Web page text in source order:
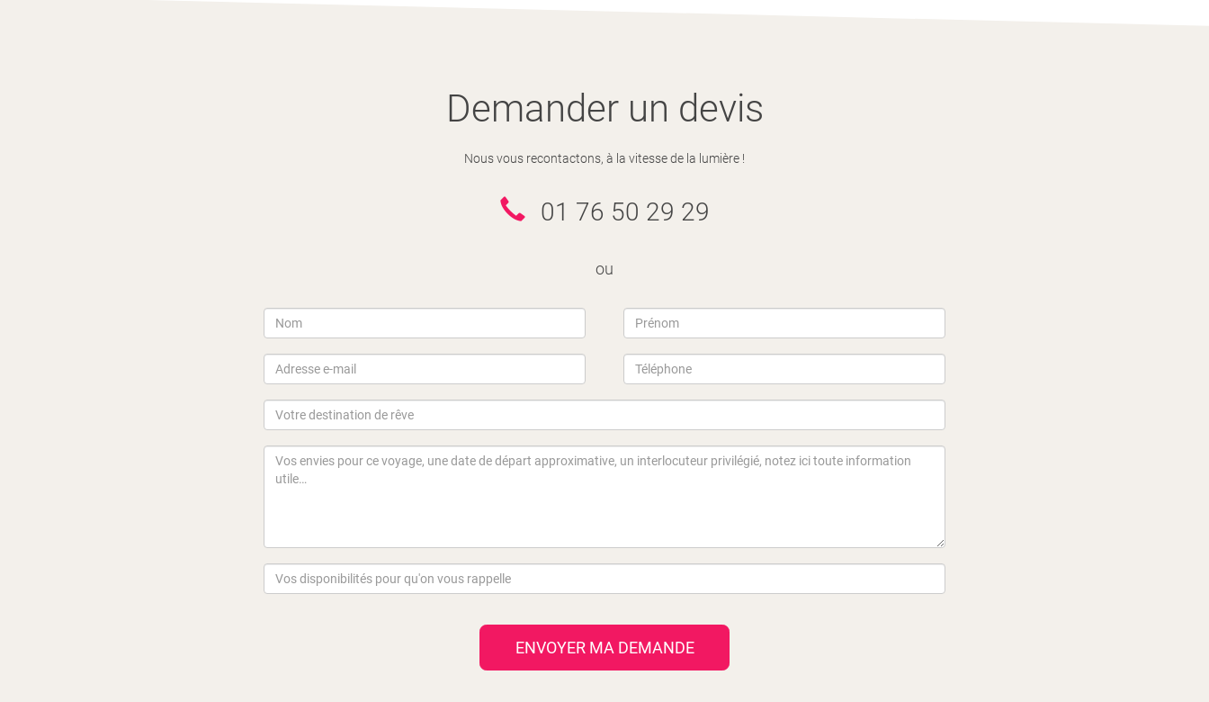
Demander un devis
Nous vous recontactons, à la vitesse de la lumière !
01 76 50 29 29
ou
ENVOYER MA DEMANDE